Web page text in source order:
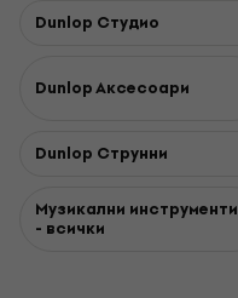
Dunlop Студио
Dunlop Aксесоари
Dunlop Струнни
Музикални инструменти
- всички